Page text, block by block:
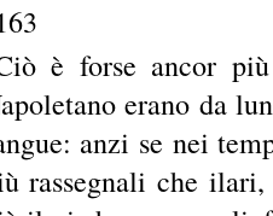
è forse ancor
erano da
anzi se nei
rassegnali che